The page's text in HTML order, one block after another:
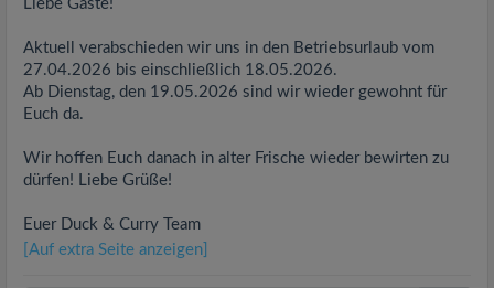
Liebe Gäste!
Aktuell verabschieden wir uns in den Betriebsurlaub vom
27.04.2026 bis einschließlich 18.05.2026.
Ab Dienstag, den 19.05.2026 sind wir wieder gewohnt für
Euch da.
Wir hoffen Euch danach in alter Frische wieder bewirten zu
dürfen! Liebe Grüße!
Euer Duck & Curry Team
[Auf extra Seite anzeigen]